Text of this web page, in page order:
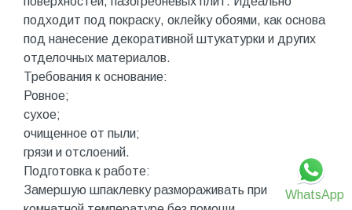
WhatsApp
подходит под покраску, оклейку обоями, как основа
под нанесение декоративной штукатурки и других
отделочных материалов.
Требования к основание:
Ровное;
сухое;
очищенное от пыли;
грязи и отслоений.
Подготовка к работе:
Замершую шпаклевку размораживать при